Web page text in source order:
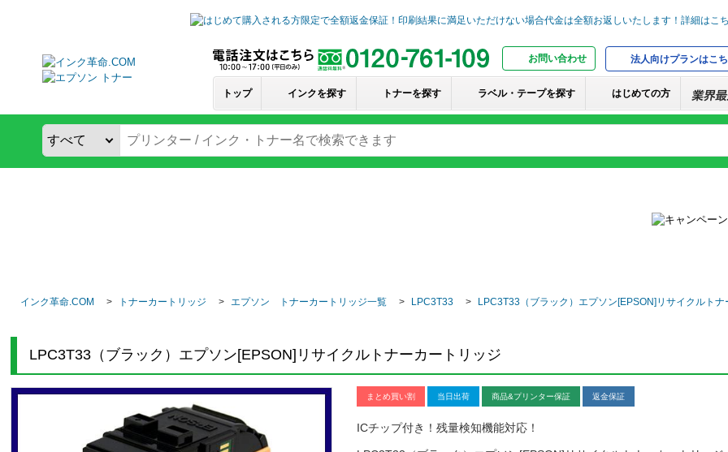
お問い合わせ 法人向けプランはこ
トップ インクを探す トナーを探す ラベル・テープを探す はじめての方
インク革命.COM トナーカートリッジ エプソン トナーカートリッジ一覧 LPC3T33 LPC3T33（ブラック）エプソン[EPSON]リサイクルト
LPC3T33（ブラック）エプソン[EPSON]リサイクルトナーカートリッジ
まとめ買い割 当日出荷 商品&プリンター保証 返金保証
ICチップ付き！残量検知機能対応！